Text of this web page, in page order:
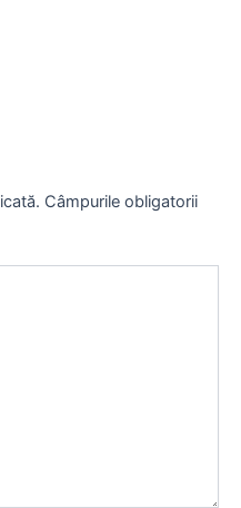
Câmpurile obligatorii